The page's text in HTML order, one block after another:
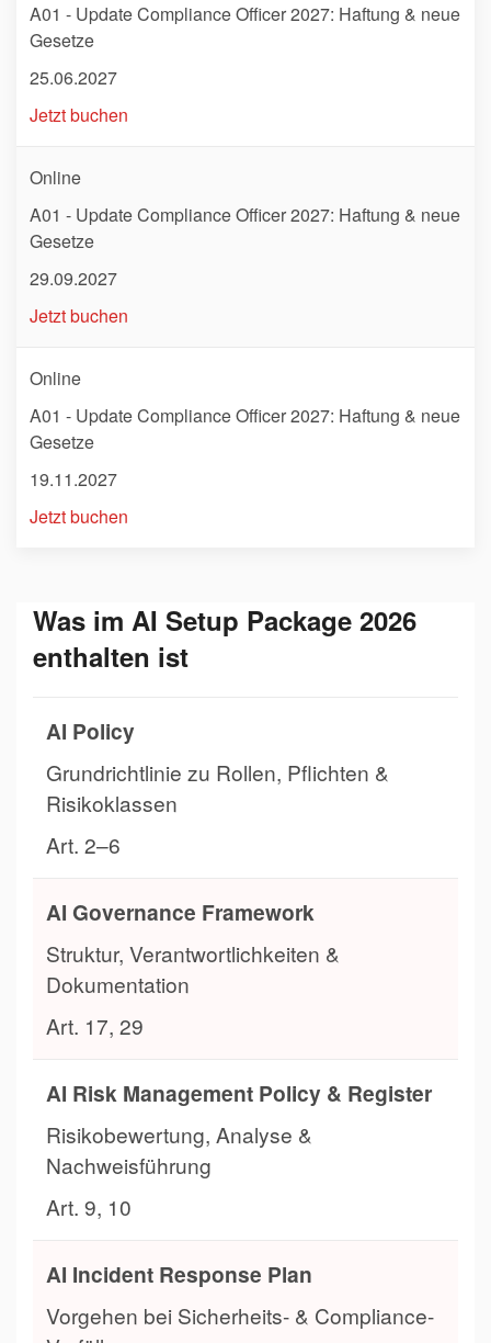
A01 - Update Compliance Officer 2027: Haftung & neue
Gesetze
25.06.2027
Jetzt buchen
Online
A01 - Update Compliance Officer 2027: Haftung & neue
Gesetze
29.09.2027
Jetzt buchen
Online
A01 - Update Compliance Officer 2027: Haftung & neue
Gesetze
19.11.2027
Jetzt buchen
Was im AI Setup Package 2026
enthalten ist
AI Policy
Grundrichtlinie zu Rollen, Pflichten &
Risikoklassen
Art. 2–6
AI Governance Framework
Struktur, Verantwortlichkeiten &
Dokumentation
Art. 17, 29
AI Risk Management Policy & Register
Risikobewertung, Analyse &
Nachweisführung
Art. 9, 10
AI Incident Response Plan
Vorgehen bei Sicherheits- & Compliance-